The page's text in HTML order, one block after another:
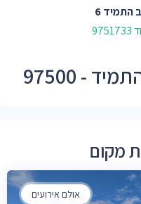
התמיד 6
- 97500
מקום
אולם אירועים